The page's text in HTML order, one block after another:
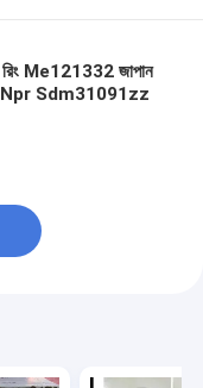
Me121332 জাপান
Npr Sdm31091zz